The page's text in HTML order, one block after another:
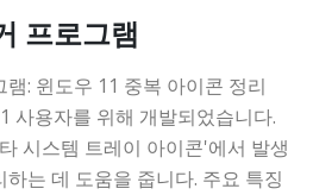
프로그램
: 윈도우 11 중복 아이콘 정리
사용자를 위해 개발되었습니다.
시스템 트레이 아이콘'에서 발생
는 데 도움을 줍니다. 주요 특징